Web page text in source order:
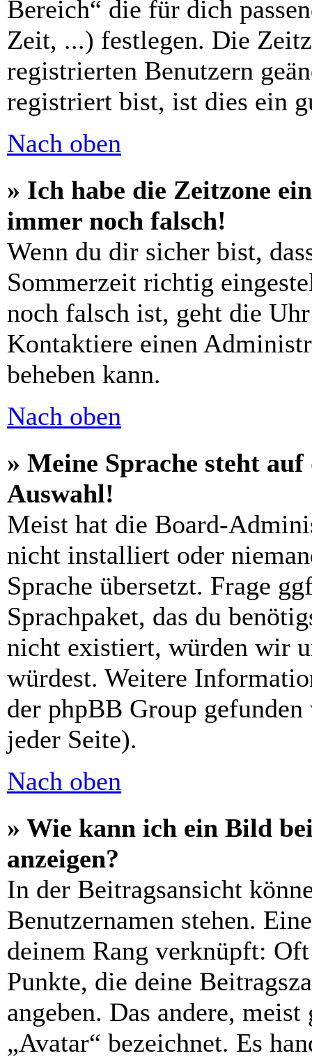
Bereich“ die für dich
Zeit, ...) festlegen. Die
registrierten Benutzern
registriert bist, ist dies ein
Nach oben
» Ich habe die Zeitzone
immer noch falsch!
Wenn du dir sicher bist,
Sommerzeit richtig
noch falsch ist, geht die
Kontaktiere einen
beheben kann.
Nach oben
» Meine Sprache steht
Auswahl!
Meist hat die Board-
nicht installiert oder
Sprache übersetzt. Frage
Sprachpaket, das du
nicht existiert, würden wir
würdest. Weitere
der phpBB Group
jeder Seite).
Nach oben
» Wie kann ich ein Bild
anzeigen?
In der Beitragsansicht
Benutzernamen stehen.
deinem Rang verknüpft:
Punkte, die deine
angeben. Das andere,
„Avatar“ bezeichnet. Es